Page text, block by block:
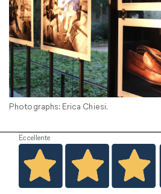
Photographs: Erica Chiesi.
Eccellente